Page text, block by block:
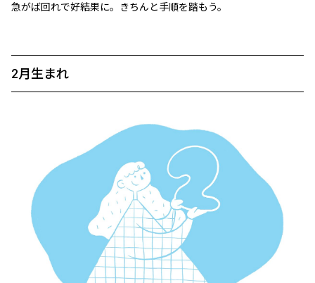
急がば回れで好結果に。きちんと手順を踏もう。
2月生まれ